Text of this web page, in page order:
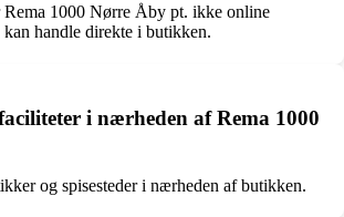
1000 Nørre Åby pt. ikke online
handle direkte i butikken.
i nærheden af Rema 1000
og spisesteder i nærheden af butikken.